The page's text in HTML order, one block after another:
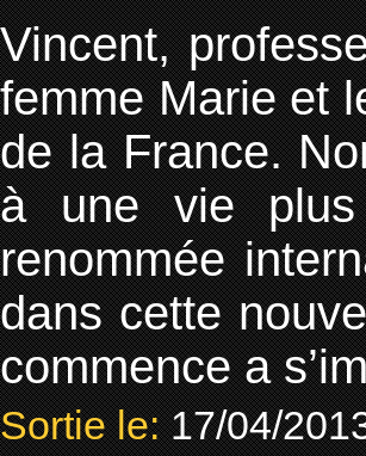
Vincent,
femme Marie et
de la France.
à une vie plus
renommée
dans cette
commence a
Sortie le: 17/04/